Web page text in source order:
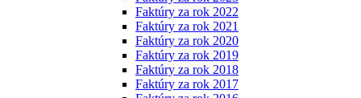
Faktúry za rok 2022
Faktúry za rok 2021
Faktúry za rok 2020
Faktúry za rok 2019
Faktúry za rok 2018
Faktúry za rok 2017